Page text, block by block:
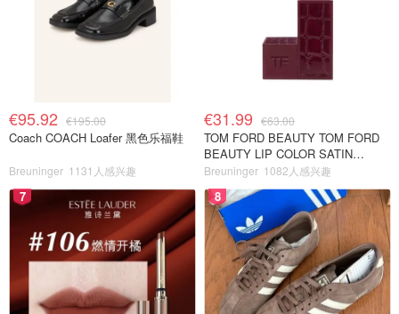
€95.92 €195.00
Coach COACH Loafer 黑色乐福鞋
Breuninger 1131人感兴趣
€31.99 €63.00
TOM FORD BEAUTY TOM FORD
BEAUTY LIP COLOR SATIN
MATTE 裸玫瑰口红
Breuninger 1082人感兴趣
7 8